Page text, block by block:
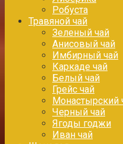
Робуста
Травяной чай
Зеленый чай
Анисовый чай
Имбирный чай
Каркаде чай
Белый чай
Грейс чай
Монастырский
Черный чай
Ягоды годжи
Иван чай